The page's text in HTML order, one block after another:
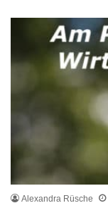
Alexandra Rüsche